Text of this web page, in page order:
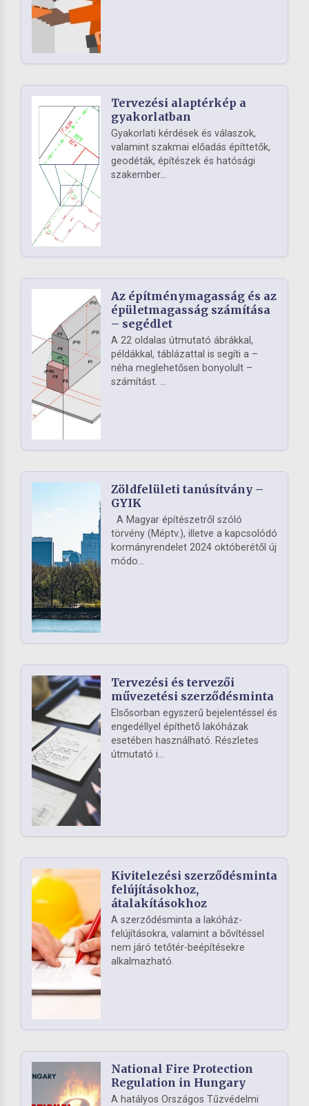
Tervezési alaptérkép a
gyakorlatban
Gyakorlati kérdések és válaszok,
valamint szakmai előadás építtetők,
geodéták, építészek és hatósági
szakember...
Az építménymagasság és az
épületmagasság számítása
– segédlet
A 22 oldalas útmutató ábrákkal,
példákkal, táblázattal is segíti a –
néha meglehetősen bonyolult –
számítást. ...
Zöldfelületi tanúsítvány –
GYIK
A Magyar építészetről szóló
törvény (Méptv.), illetve a kapcsolódó
kormányrendelet 2024 októberétől új
módo...
Tervezési és tervezői
művezetési szerződésminta
Elsősorban egyszerű bejelentéssel és
engedéllyel építhető lakóházak
esetében használható. Részletes
útmutató i...
Kivitelezési szerződésminta
felújításokhoz,
átalakításokhoz
A szerződésminta a lakóház-
felújításokra, valamint a bővítéssel
nem járó tetőtér-beépítésekre
alkalmazható.
National Fire Protection
Regulation in Hungary
A hatályos Országos Tűzvédelmi